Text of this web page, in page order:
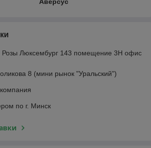
Розы Люксембург 143 помещение 3Н офис
8 (мини рынок "Уральский")
по г. Минск